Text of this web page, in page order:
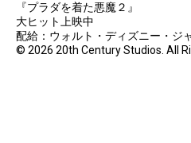
『プラダを着た悪魔２』
大ヒット上映中
配給：ウォルト・ディズニー・ジ
© 2026 20th Century Studios. All